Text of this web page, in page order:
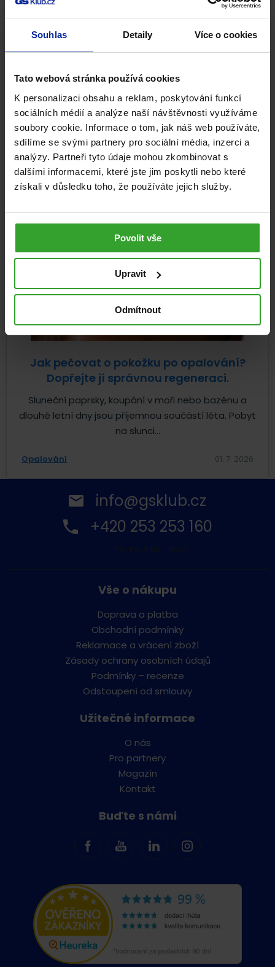
Souhlas Detaily Více o cookies
Tato webová stránka používá cookies
K personalizaci obsahu a reklam, poskytování funkcí
sociálních médií a analýze naší návštěvnosti využíváme
soubory cookie. Informace o tom, jak náš web používáte,
sdílíme se svými partnery pro sociální média, inzerci a
analýzy. Partneři tyto údaje mohou zkombinovat s
dalšími informacemi, které jste jim poskytli nebo které
získali v důsledku toho, že používáte jejich služby.
Povolit vše
Upravit
Odmítnout
Nejlepší potraviny pro pevné kosti i při
osteoporóze
Pevné kosti nejsou samozřejmostí. Kostní tkáň se po
celý život neustále obnovuje a reaguje na to, co jíme,...
Pohybová soustava Zdravá výživa 22. 7. 2026
Jak pečovat o pokožku po opalování?
Dopřejte jí správnou regeneraci.
Sluneční paprsky, koupání v moři nebo bazénu a
dlouhé letní dny jsou příjemnou součástí léta. Pobyt
na slunci...
Opalování 01. 7. 2026
info@gsklub.cz
+420 253 253 160
Vše o nákupu
Doprava a platba
Obchodní podmínky
Reklamace a vrácení zboží
Zásady ochrany osobních údajů
Podmínky – recenze
Odstoupení od smlouvy
Užitečné informace
O nás
Pro partnery
Magazín
Kontakt
Buďte s námi